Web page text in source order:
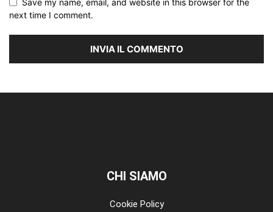
Save my name, email, and website in this browser for the
next time I comment.
CHI SIAMO
Cookie Policy